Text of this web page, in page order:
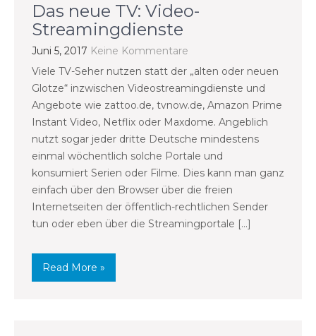
Das neue TV: Video-
Streamingdienste
Juni 5, 2017 Keine Kommentare
Viele TV-Seher nutzen statt der „alten oder neuen
Glotze“ inzwischen Videostreamingdienste und
Angebote wie zattoo.de, tvnow.de, Amazon Prime
Instant Video, Netflix oder Maxdome. Angeblich
nutzt sogar jeder dritte Deutsche mindestens
einmal wöchentlich solche Portale und
konsumiert Serien oder Filme. Dies kann man ganz
einfach über den Browser über die freien
Internetseiten der öffentlich-rechtlichen Sender
tun oder eben über die Streamingportale […]
Read More »